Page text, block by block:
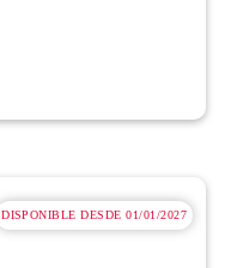
DISPONIBLE DESDE 01/01/2027